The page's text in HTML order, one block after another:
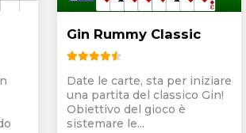
Gin Rummy Classic
Date le carte, sta per iniziare
una partita del classico Gin!
Obiettivo del gioco è
sistemare le...